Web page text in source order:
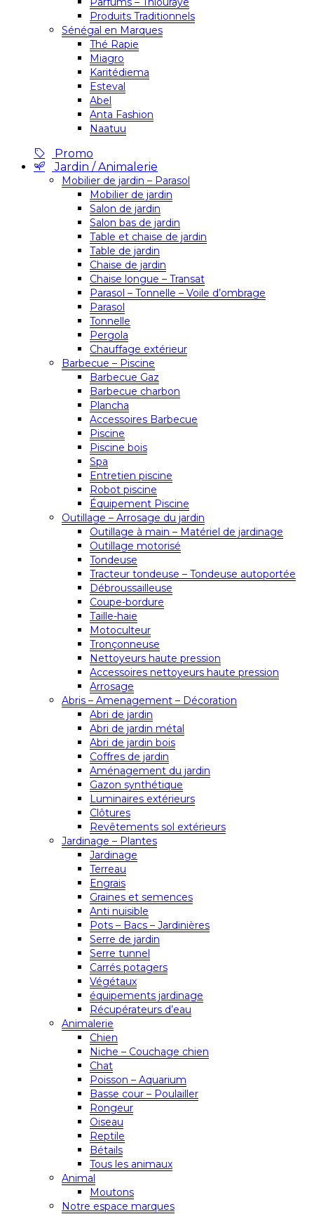
Produits Traditionnels
Sénégal en Marques
Thé Rapie
Miagro
Karitédiema
Esteval
Abel
Anta Fashion
Naatuu
Promo
Jardin / Animalerie
Mobilier de jardin – Parasol
Mobilier de jardin
Salon de jardin
Salon bas de jardin
Table et chaise de jardin
Table de jardin
Chaise de jardin
Chaise longue – Transat
Parasol – Tonnelle – Voile d’ombrage
Parasol
Tonnelle
Pergola
Chauffage extérieur
Barbecue – Piscine
Barbecue Gaz
Barbecue charbon
Plancha
Accessoires Barbecue
Piscine
Piscine bois
Spa
Entretien piscine
Robot piscine
Équipement Piscine
Outillage – Arrosage du jardin
Outillage à main – Matériel de jardinage
Outillage motorisé
Tondeuse
Tracteur tondeuse – Tondeuse autoportée
Débroussailleuse
Coupe-bordure
Taille-haie
Motoculteur
Tronçonneuse
Nettoyeurs haute pression
Accessoires nettoyeurs haute pression
Arrosage
Abris – Amenagement – Décoration
Abri de jardin
Abri de jardin métal
Abri de jardin bois
Coffres de jardin
Aménagement du jardin
Gazon synthétique
Luminaires extérieurs
Clôtures
Revêtements sol extérieurs
Jardinage – Plantes
Jardinage
Terreau
Engrais
Graines et semences
Anti nuisible
Pots – Bacs – Jardinières
Serre de jardin
Serre tunnel
Carrés potagers
Végétaux
équipements jardinage
Récupérateurs d’eau
Animalerie
Chien
Niche – Couchage chien
Chat
Poisson – Aquarium
Basse cour – Poulailler
Rongeur
Oiseau
Reptile
Bétails
Tous les animaux
Animal
Moutons
Notre espace marques